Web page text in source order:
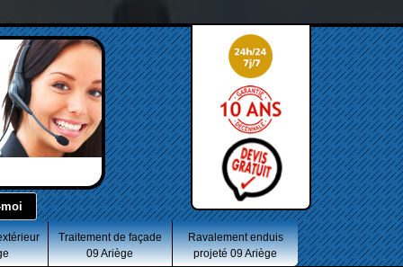
Traitement de façade
09 Ariège
Ravalement enduis
projeté 09 Ariège